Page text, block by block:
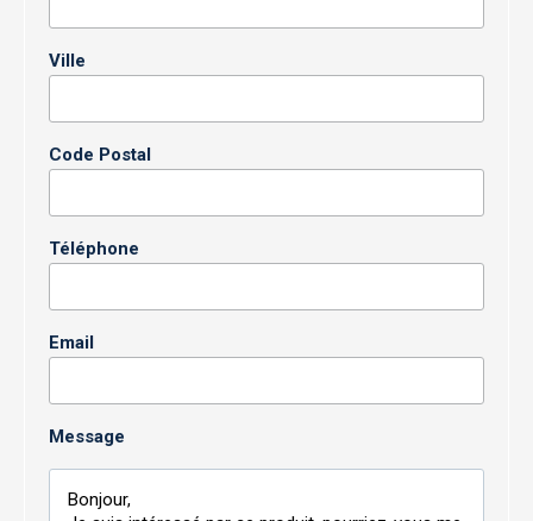
Ville
Code Postal
Téléphone
Email
Message